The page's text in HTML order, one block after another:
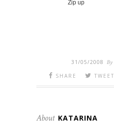
Zip up
31/05/2008 By
SHARE
TWEET
About KATARINA